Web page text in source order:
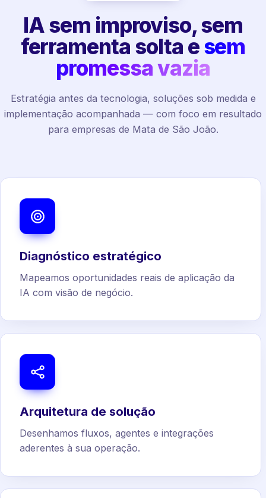
IA sem improviso, sem
ferramenta solta esem
promessa vazia
Estratégia antes da tecnologia, soluções sob medida e
implementação acompanhada — com foco em resultado
para empresas de Mata de São João.
Diagnóstico estratégico
Mapeamos oportunidades reais de aplicação da
IA com visão de negócio.
Arquitetura de solução
Desenhamos fluxos, agentes e integrações
aderentes à sua operação.